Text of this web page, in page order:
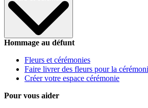
Hommage au défunt
Fleurs et cérémonies
Faire livrer des fleurs pour la
Créer votre espace cérémonie
Pour vous aider